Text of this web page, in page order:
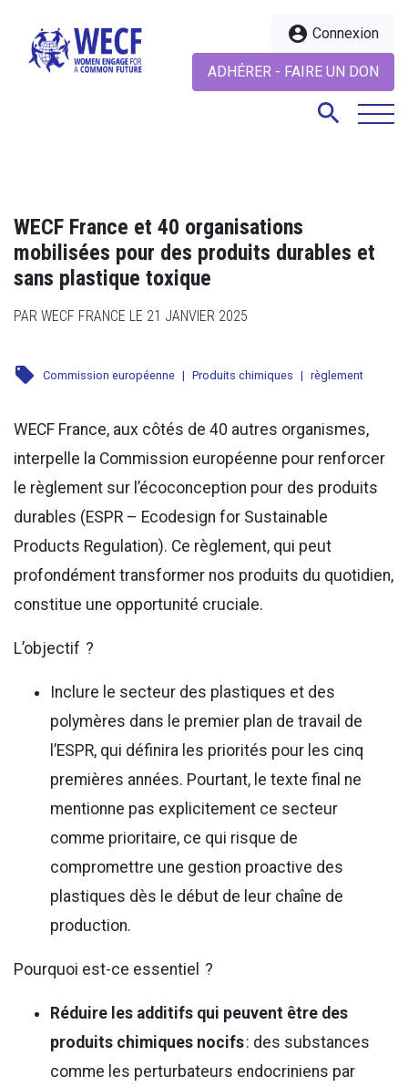
account_circle Connexion
ADHÉRER - FAIRE UN DON
search
WECF France et 40 organisations
mobilisées pour des produits durables et
sans plastique toxique
PAR WECF FRANCE LE 21 JANVIER 2025
local_offer Commission européenne | Produits chimiques | règlement
WECF France, aux côtés de 40 autres organismes,
interpelle la Commission européenne pour renforcer
le règlement sur l’écoconception pour des produits
durables (ESPR – Ecodesign for Sustainable
Products Regulation). Ce règlement, qui peut
profondément transformer nos produits du quotidien,
constitue une opportunité cruciale.
L’objectif ?
Inclure le secteur des plastiques et des
polymères dans le premier plan de travail de
l’ESPR, qui définira les priorités pour les cinq
premières années. Pourtant, le texte final ne
mentionne pas explicitement ce secteur
comme prioritaire, ce qui risque de
compromettre une gestion proactive des
plastiques dès le début de leur chaîne de
production.
Pourquoi est-ce essentiel ?
Réduire les additifs qui peuvent être des
produits chimiques nocifs: des substances
comme les perturbateurs endocriniens par